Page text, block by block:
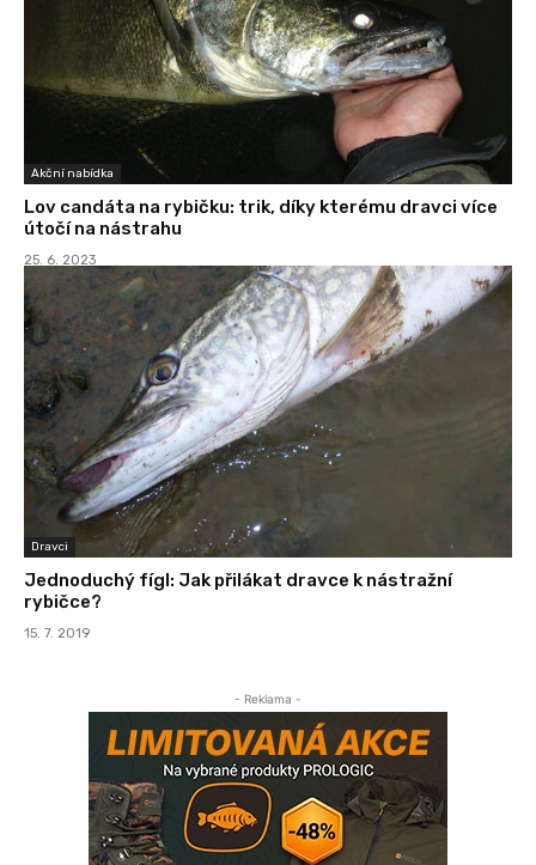
Akční nabídka
Lov candáta na rybičku: trik, díky kterému dravci více
útočí na nástrahu
25. 6. 2023
Dravci
Jednoduchý fígl: Jak přilákat dravce k nástražní
rybičce?
15. 7. 2019
- Reklama -